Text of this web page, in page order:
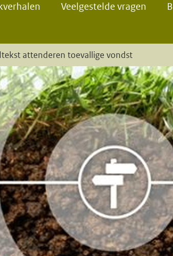
Veelgestelde vragen
attenderen toevallige vondst